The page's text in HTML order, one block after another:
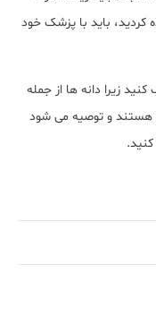
کردید، باید با پزشک خود
کنید زیرا دانه ها از جمله
هستند و توصیه می شود